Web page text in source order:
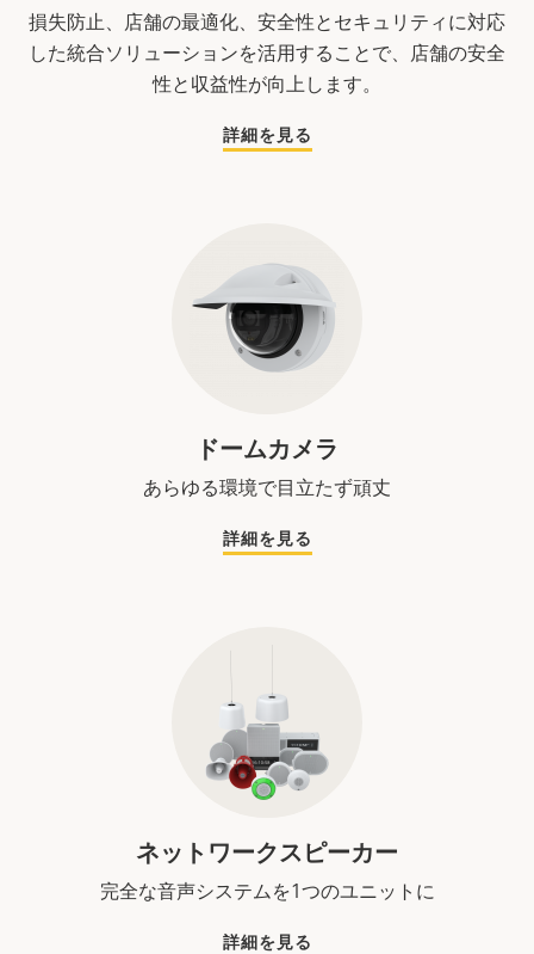
損失防止、店舗の最適化、安全性とセキュリティに対応
した統合ソリューションを活用することで、店舗の安全
性と収益性が向上します。
詳細を見る
ドームカメラ
あらゆる環境で目立たず頑丈
詳細を見る
ネットワークスピーカー
完全な音声システムを1つのユニットに
詳細を見る